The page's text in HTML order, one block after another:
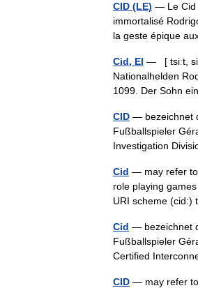
CID (LE) — Le Cid
immortalisé
la geste épique
Cid, El — [ tsiːt,
Nationalhelden
1099. Der Sohn
CID — bezeichnet
Fußballspieler
Investigation
Cid — may refer
role playing
URI scheme
Cid — bezeichnet
Fußballspieler
Certified
CID — may refer